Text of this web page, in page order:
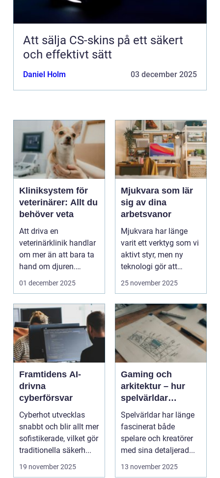
Att sälja CS-skins på ett säkert
och effektivt sätt
Daniel Holm 03 december 2025
Kliniksystem för
veterinärer: Allt du
behöver veta
Att driva en
veterinärklinik handlar
om mer än att bara ta
hand om djuren.
Administrativa ...
01 december 2025
Mjukvara som lär
sig av dina
arbetsvanor
Mjukvara har länge
varit ett verktyg som vi
aktivt styr, men ny
teknologi gör att
program ...
25 november 2025
Framtidens AI-
drivna
cyberförsvar
Cyberhot utvecklas
snabbt och blir allt mer
sofistikerade, vilket gör
traditionella säkerh...
19 november 2025
Gaming och
arkitektur – hur
spelvärldar
inspirerar verklig
stadsplanering
Spelvärldar har länge
fascinerat både
spelare och kreatörer
med sina detaljerad...
13 november 2025